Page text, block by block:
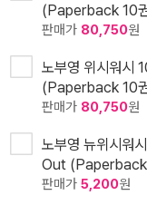
(Paperback 10
판매가 80,750원
노부영 위시워
(Paperback 10
판매가 80,750원
노부영 뉴위시
Out (Paperback
판매가 5,200원